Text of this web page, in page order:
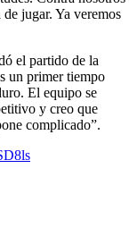
jugar. Ya veremos
el partido de la
un primer tiempo
El equipo se
y creo que
complicado”.